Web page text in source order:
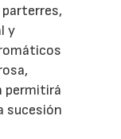
y
permitirá
sucesión